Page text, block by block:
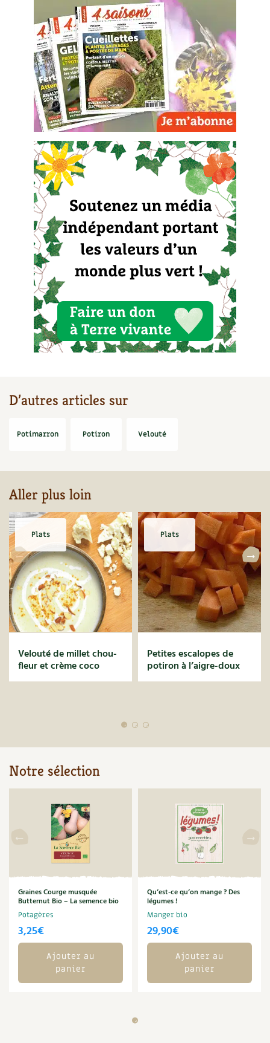
Carnets de saison
Compléments
Dossier 4 saisons
Actualités
Vidéos et podcasts
Conseils vidéo des 4 saisons
Secrets d’abonné
Tous au jardin ! avec Pascal
La vie secrète du jardin
BD : La folle histoire des plantes
D’autres articles sur
Potimarron Potiron Velouté
Aller plus loin
Plats
Velouté de millet chou-
fleur et crème coco
Plats
Petites escalopes de
potiron à l’aigre-doux
Notre sélection
Graines Courge musquée
Butternut Bio – La semence bio
Potagères
3,25€
Ajouter au
panier
Qu’est-ce qu’on mange ? Des
légumes !
Manger bio
29,90€
Ajouter au
panier